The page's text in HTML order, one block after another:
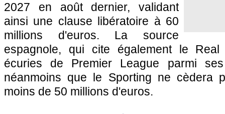
2027 en août dernier, validant
ainsi une clause libératoire à 60
millions d'euros. La source
espagnole, qui cite également le
écuries de Premier League parmi
néanmoins que le Sporting ne cèdera
moins de 50 millions d'euros.